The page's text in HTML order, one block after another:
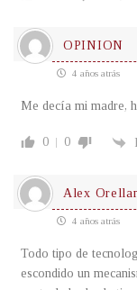
OPINION
4 años atrás
Me decía mi madre,
0 0
Alex
4 años atrás
Todo tipo de
escondido un